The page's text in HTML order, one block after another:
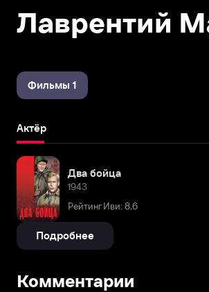
Лаврентий
Фильмы 1
Актёр
Два бойца
1943
Рейтинг Иви: 8,6
Подробнее
Комментарии